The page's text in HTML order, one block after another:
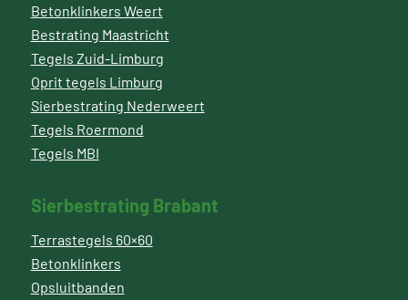
Betonklinkers Weert
Bestrating Maastricht
Tegels Zuid-Limburg
Oprit tegels Limburg
Sierbestrating Nederweert
Tegels Roermond
Tegels MBI
Sierbestrating Brabant
Terrastegels 60×60
Betonklinkers
Opsluitbanden